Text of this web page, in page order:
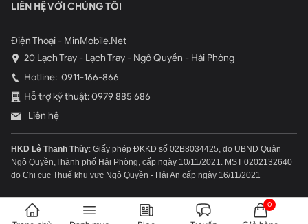
LIÊN HỆ VỚI CHÚNG TÔI
Điện Thoại - MinMobile.Net
20 Lạch Tray - Lạch Tray - Ngô Quyền - Hải Phòng
Hotline: 0911-166-866
Hỗ trợ kỹ thuật: 0979 885 686
Liên hệ
HKD Lê Thanh Thủy: Giấy phép ĐKKD số 02B8034425, do UBND Quận
Ngô Quyền,Thành phố Hải Phòng, cấp ngày 10/11/2021. MST 0202132640
do Chi cục Thuế khu vực Ngô Quyền - Hải An cấp ngày 16/11/2021
0